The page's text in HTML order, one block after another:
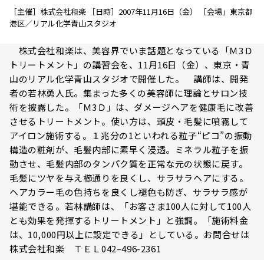
［主催］株式会社和楽 ［日時］2007年11月16日（金） ［会場」東京都
港区／リアル化学青山スタジオ
株式会社和楽は、美容界でいま話題となっている「Ｍ3Ｄ
トリートメント」の講習会を、11月16日（金）、東京・青
山のリアル化学青山スタジオで開催した。 講師は、開発
者の若林勇人氏。集まった多くの美容師に理論とサロン技
術を披露した。「Ｍ3Ｄ」は、ダメージヘアを健康毛に改善
させるトリートメント。使い方は、頭皮・毛髪に噴霧して
アイロン施術する。１兆分の1といわれる粒子“ピコ”の振動
構造の粧剤が、毛髪内部に素早く浸透。ミネラル粒子を振
動させ、毛髪内部のタンパク質を正常な元の状態に戻す。
毛髪にツヤを与え櫛通りを良くし、サラサラヘアにする。
ヘアカラー毛の色持ちを良くし褪色も防ぎ、サラサラ感が
堪能できる。若林講師は、「お客さま100人に対して100人
とも効果を発揮するトリートメント」と強調。「施術料金
は、10,000円以上に設定できる」としている。お問合せは
株式会社和楽 ＴＥＬ042–496-2361